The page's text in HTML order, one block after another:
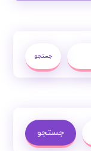
جستجو
جستجو